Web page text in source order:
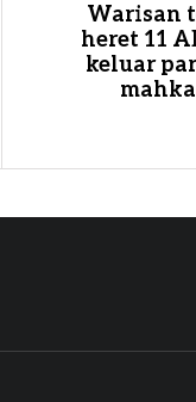
Warisan
heret 11
keluar